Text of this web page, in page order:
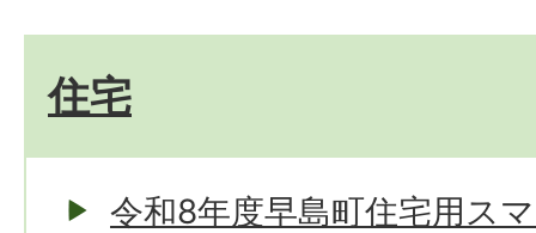
住宅
令和8年度早島町住宅用ス